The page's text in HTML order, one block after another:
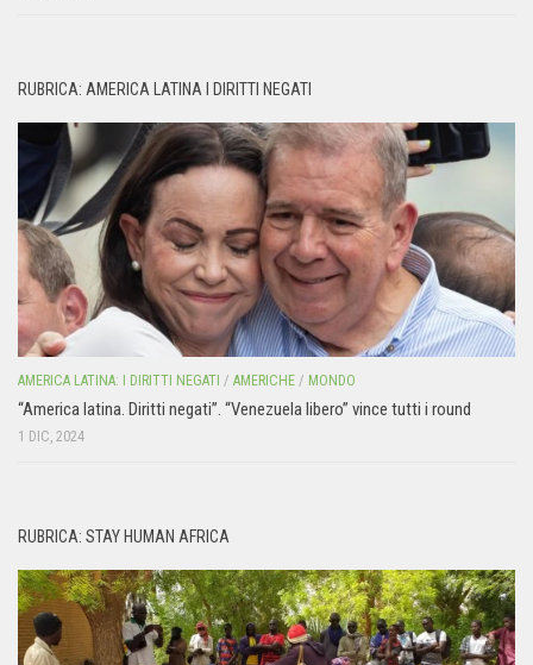
RUBRICA: AMERICA LATINA I DIRITTI NEGATI
AMERICA LATINA: I DIRITTI NEGATI / AMERICHE / MONDO
“America latina. Diritti negati”. “Venezuela libero” vince tutti i round
1 DIC, 2024
RUBRICA: STAY HUMAN AFRICA